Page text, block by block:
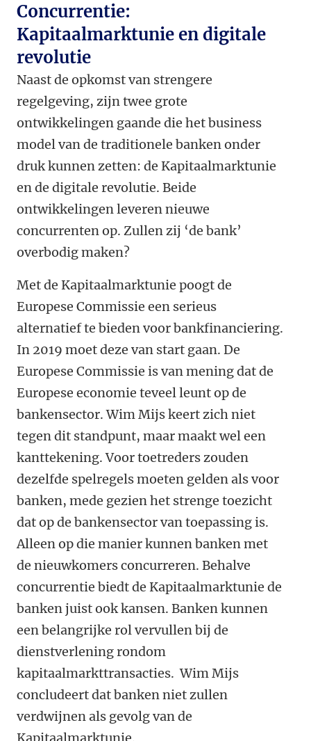
Concurrentie:
Kapitaalmarktunie en digitale
revolutie
Naast de opkomst van strengere
regelgeving, zijn twee grote
ontwikkelingen gaande die het business
model van de traditionele banken onder
druk kunnen zetten: de Kapitaalmarktunie
en de digitale revolutie. Beide
ontwikkelingen leveren nieuwe
concurrenten op. Zullen zij ‘de bank’
overbodig maken?
Met de Kapitaalmarktunie poogt de
Europese Commissie een serieus
alternatief te bieden voor bankfinanciering.
In 2019 moet deze van start gaan. De
Europese Commissie is van mening dat de
Europese economie teveel leunt op de
bankensector. Wim Mijs keert zich niet
tegen dit standpunt, maar maakt wel een
kanttekening. Voor toetreders zouden
dezelfde spelregels moeten gelden als voor
banken, mede gezien het strenge toezicht
dat op de bankensector van toepassing is.
Alleen op die manier kunnen banken met
de nieuwkomers concurreren. Behalve
concurrentie biedt de Kapitaalmarktunie de
banken juist ook kansen. Banken kunnen
een belangrijke rol vervullen bij de
dienstverlening rondom
kapitaalmarkttransacties. Wim Mijs
concludeert dat banken niet zullen
verdwijnen als gevolg van de